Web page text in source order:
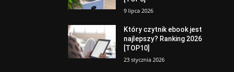
9 lipca 2026
Który czytnik ebook jest
najlepszy? Ranking 2026
[TOP10]
23 stycznia 2026